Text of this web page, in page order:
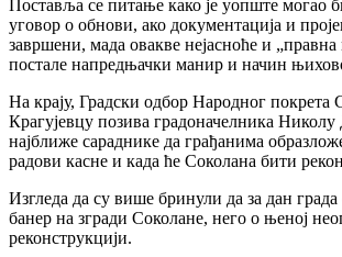
Поставља се питање како је уопште могао
уговор о обнови, ако документација и
завршени, мада овакве нејасноће и „правна
постале напредњачки манир и начин
На крају, Градски одбор Народног покрета
Крагујевцу позива градоначелника
најближе сараднике да грађанима
радови касне и када ће Соколана бити
Изгледа да су више бринули да за дан града
банер на згради Соколане, него о њеној
реконструкцији.